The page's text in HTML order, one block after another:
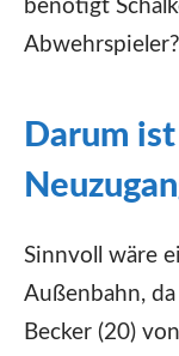
benötigt
Abwehrspieler?
Darum
Sinnvoll wäre
Außenbahn,
Becker (20)